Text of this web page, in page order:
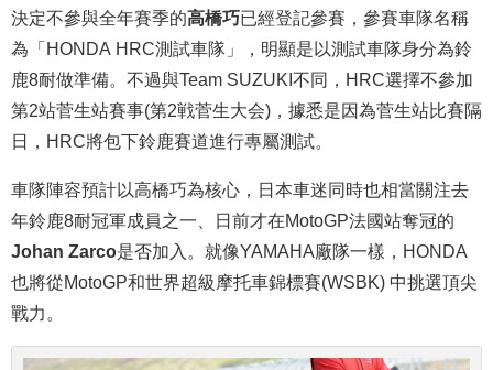
決定不參與全年賽季的高橋巧已經登記參賽，參賽車隊名稱
為「HONDA HRC測試車隊」，明顯是以測試車隊身分為鈴
鹿8耐做準備。不過與Team SUZUKI不同，HRC選擇不參加
第2站菅生站賽事(第2戦菅生大会) ，據悉是因為菅生站比賽隔
日，HRC將包下鈴鹿賽道進行專屬測試。
車隊陣容預計以高橋巧為核心，日本車迷同時也相當關注去
年鈴鹿8耐冠軍成員之一、日前才在MotoGP法國站奪冠的
Johan Zarco是否加入。就像YAMAHA廠隊一樣，HONDA
也將從MotoGP和世界超級摩托車錦標賽(WSBK) 中挑選頂尖
戰力。